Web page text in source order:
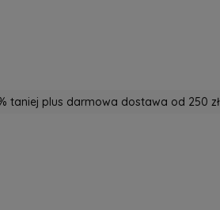
taniej plus darmowa dostawa od 250 zł